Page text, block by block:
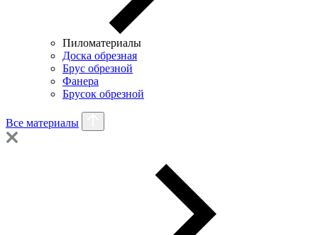
Пиломатериалы
Доска обрезная
Брус обрезной
Фанера
Брусок обрезной
Все материалы